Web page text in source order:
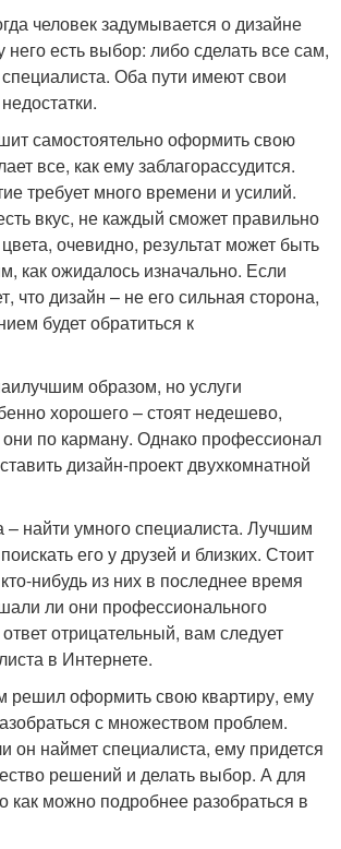
человек задумывается о дизайне
есть выбор: либо сделать все сам,
Оба пути имеют свои
самостоятельно оформить свою
все, как ему заблагорассудится.
требует много времени и усилий.
вкус, не каждый сможет правильно
очевидно, результат может быть
как ожидалось изначально. Если
что дизайн – не его сильная сторона,
будет обратиться к
образом, но услуги
хорошего – стоят недешево,
по карману. Однако профессионал
дизайн-проект двухкомнатной
– найти умного специалиста. Лучшим
его у друзей и близких. Стоит
нибудь из них в последнее время
ли они профессионального
отрицательный, вам следует
в Интернете.
решил оформить свою квартиру, ему
с множеством проблем.
он наймет специалиста, ему придется
решений и делать выбор. А для
как можно подробнее разобраться в